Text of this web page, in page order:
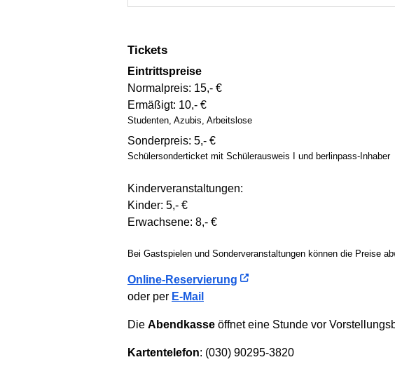
Tickets
Eintrittspreise
Normalpreis: 15,- €
Ermäßigt: 10,- €
Studenten, Azubis, Arbeitslose
Sonderpreis: 5,- €
Schüler­sonder­ticket mit Schüler­ausweis I und berlinpass-Inhaber
Kinderveranstaltungen:
Kinder: 5,- €
Erwachsene: 8,- €
Bei Gastspielen und Sonder­ver­an­stal­tun­gen können die Preise
Online-Reservierung
oder per E-Mail
Die Abendkasse öffnet eine Stunde vor
Kartentelefon: (030) 90295-3820